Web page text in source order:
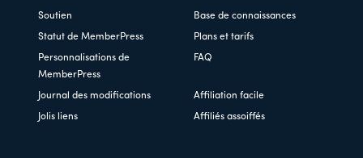
Soutien Base de connaissances
Statut de MemberPress Plans et tarifs
Personnalisations de
MemberPress
FAQ
Journal des modifications Affiliation facile
Jolis liens Affiliés assoiffés